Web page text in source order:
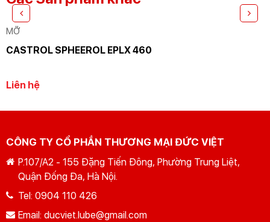
GỬI YÊU CẦU
MỠ
CASTROL SPHEEROL EPLX 460
Liên hệ
CÔNG TY CỔ PHẦN THƯƠNG MẠI ĐỨC VIỆT
P.107/A2 - 155 Đặng Tiến Đông, Phường Trung Liệt,
Quận Đống Đa, Hà Nội.
Tel: 0904 110 426
Email: ducviet.lube@gmail.com